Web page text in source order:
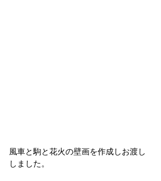
風車と駒と花火の壁画を作成しお渡し
しました。